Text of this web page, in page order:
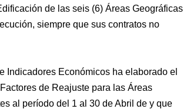
de las seis (6) Áreas Geográficas
siempre que sus contratos no
Indicadores Económicos ha elaborado el
de Reajuste para las Áreas
al período del 1 al 30 de Abril de y que